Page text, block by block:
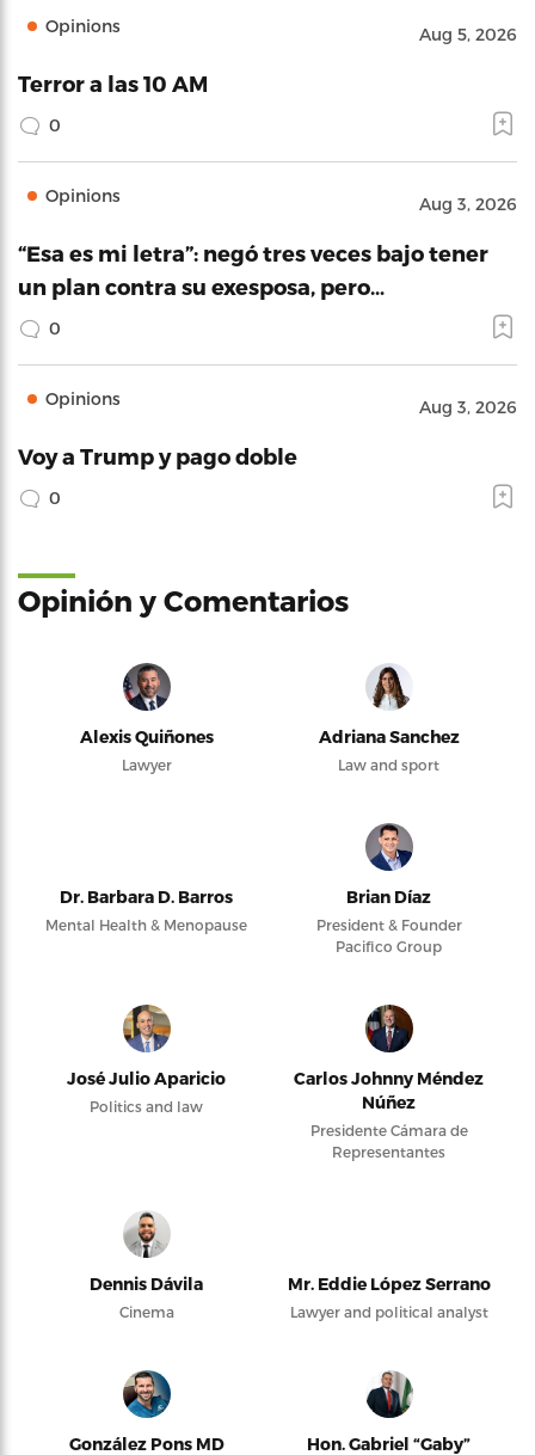
Opinions Aug 5, 2026
Terror a las 10 AM
0
Opinions Aug 3, 2026
“Esa es mi letra”: negó tres veces bajo tener
un plan contra su exesposa, pero…
0
Opinions Aug 3, 2026
Voy a Trump y pago doble
0
Opinión y Comentarios
Alexis Quiñones
Lawyer
Adriana Sanchez
Law and sport
Dr. Barbara D. Barros
Mental Health & Menopause
Brian Díaz
President & Founder
Pacifico Group
José Julio Aparicio
Politics and law
Carlos Johnny Méndez
Núñez
Presidente Cámara de
Representantes
Dennis Dávila
Cinema
Mr. Eddie López Serrano
Lawyer and political analyst
González Pons MD
Hon. Gabriel “Gaby”